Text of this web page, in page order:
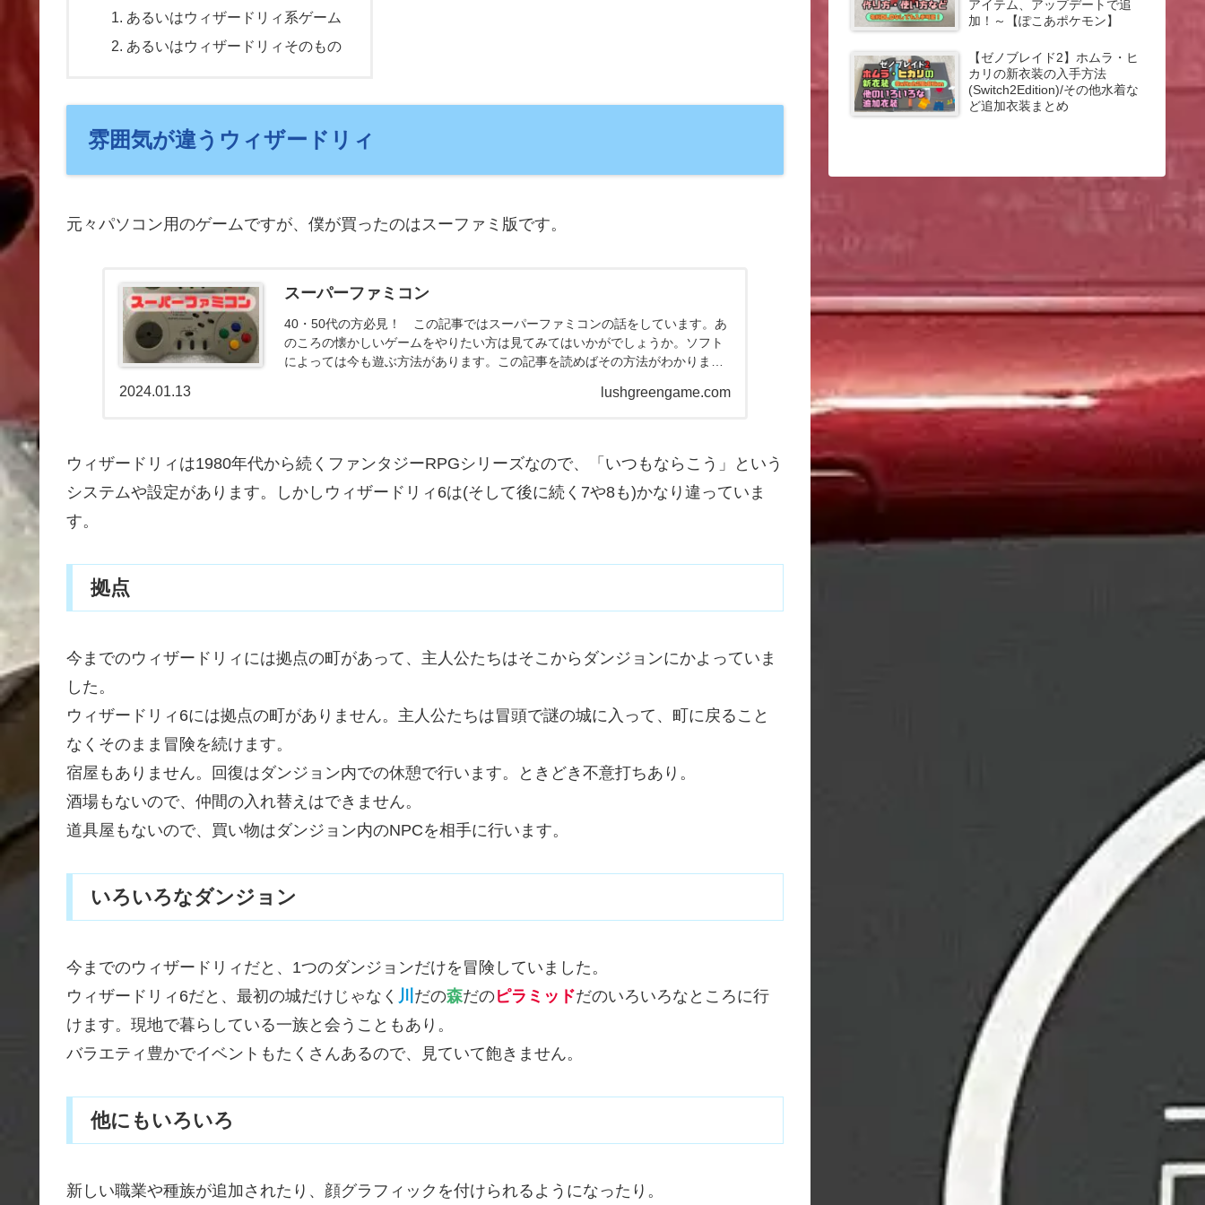
あるいはウィザードリィ系ゲーム
あるいはウィザードリィそのもの
雰囲気が違うウィザードリィ
元々パソコン用のゲームですが、僕が買ったのはスーファミ版です。
スーパーファミコン
40・50代の方必見！ この記事ではスーパーファミコンの話をしています。あ
のころの懐かしいゲームをやりたい方は見てみてはいかがでしょうか。ソフト
によっては今も遊ぶ方法があります。この記事を読めばその方法がわかりま
lushgreengame.com
2024.01.13
ウィザードリィは1980年代から続くファンタジーRPGシリーズなので、「いつもならこう」という
システムや設定があります。しかしウィザードリィ6は(そして後に続く7や8も)かなり違っていま
す。
拠点
今までのウィザードリィには拠点の町があって、主人公たちはそこからダンジョンにかよっていま
した。
ウィザードリィ6には拠点の町がありません。主人公たちは冒頭で謎の城に入って、町に戻ること
なくそのまま冒険を続けます。
宿屋もありません。回復はダンジョン内での休憩で行います。ときどき不意打ちあり。
酒場もないので、仲間の入れ替えはできません。
道具屋もないので、買い物はダンジョン内のNPCを相手に行います。
いろいろなダンジョン
今までのウィザードリィだと、1つのダンジョンだけを冒険していました。
ウィザードリィ6だと、最初の城だけじゃなく 川 だの森だのピラミッドだのいろいろなところに行
けます。現地で暮らしている一族と会うこともあり。
バラエティ豊かでイベントもたくさんあるので、見ていて飽きません。
他にもいろいろ
新しい職業や種族が追加されたり、顔グラフィックを付けられるようになったり。
アイテム、アップデートで追
加！～【ぽこあポケモン】
【ゼノブレイド2】ホムラ・ヒ
カリの新衣装の入手方法
(Switch2Edition)/その他水着な
ど追加衣装まとめ